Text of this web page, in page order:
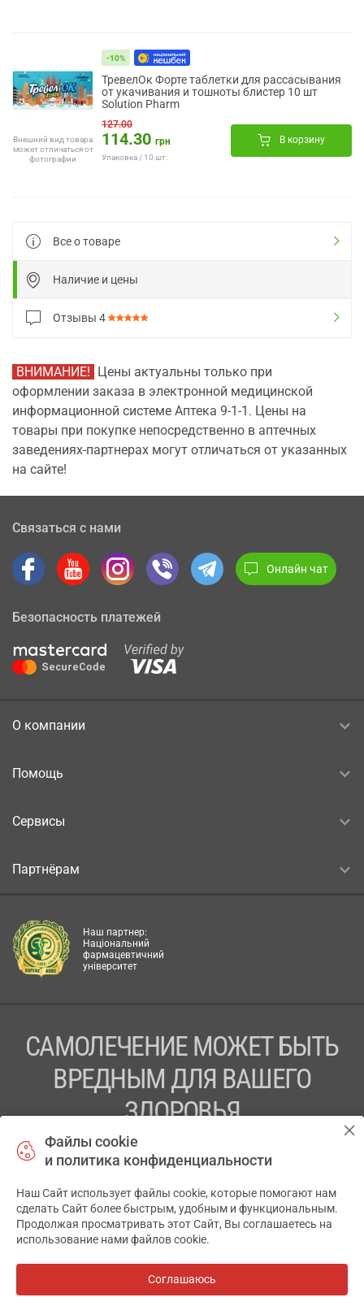
Внешний вид товара
может отличаться от
фотографии
-10%
ТревелОк Форте таблетки для рассасывания
от укачивания и тошноты блистер 10 шт
Solution Pharm
127.00
114.30 грн
Упаковка / 10 шт.
В корзину
Все о товаре
Наличие и цены
Отзывы 4
ВНИМАНИЕ! Цены актуальны только при
оформлении заказа в электронной медицинской
информационной системе Аптека 9-1-1. Цены на
товары при покупке непосредственно в аптечных
заведениях-партнерах могут отличаться от указанных
на сайте!
Связаться с нами
Онлайн чат
Безопасность платежей
О компании
Помощь
Сервисы
Партнёрам
Наш партнер:
Національний
фармацевтичний
університет
САМОЛЕЧЕНИЕ МОЖЕТ БЫТЬ
ВРЕДНЫМ ДЛЯ ВАШЕГО
ЗДОРОВЬЯ
ПЕРЕД ПРИМЕНЕНИЕМ ПРЕПАРАТА
ПРОКОНСУЛЬТИРУЙТЕСЬ С ВРАЧОМ
ТОВ «АПТЕКА 911.ЮА» Код ЄДРПОУ 43631965.
Отказ от ответственности
АПТЕКА911.ЮА
Файлы cookie
и политика конфиденциальности
Наш Сайт использует файлы cookie, которые помогают нам
сделать Сайт более быстрым, удобным и функциональным.
Продолжая просматривать этот Сайт, Вы соглашаетесь на
использование нами файлов cookie.
Соглашаюсь
✕